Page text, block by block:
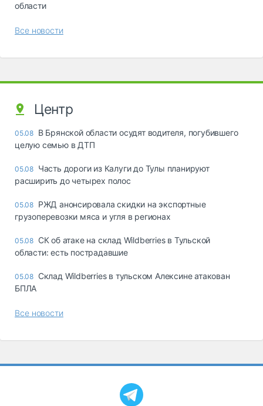
области
Все новости
Центр
05.08 В Брянской области осудят водителя, погубившего
целую семью в ДТП
05.08 Часть дороги из Калуги до Тулы планируют
расширить до четырех полос
05.08 РЖД анонсировала скидки на экспортные
грузоперевозки мяса и угля в регионах
05.08 СК об атаке на склад Wildberries в Тульской
области: есть пострадавшие
05.08 Склад Wildberries в тульском Алексине атакован
БПЛА
Все новости